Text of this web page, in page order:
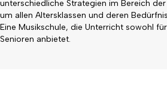
unterschiedliche Strategien im Bereich
um allen Altersklassen und deren
Eine Musikschule, die Unterricht sowohl
Senioren anbietet.